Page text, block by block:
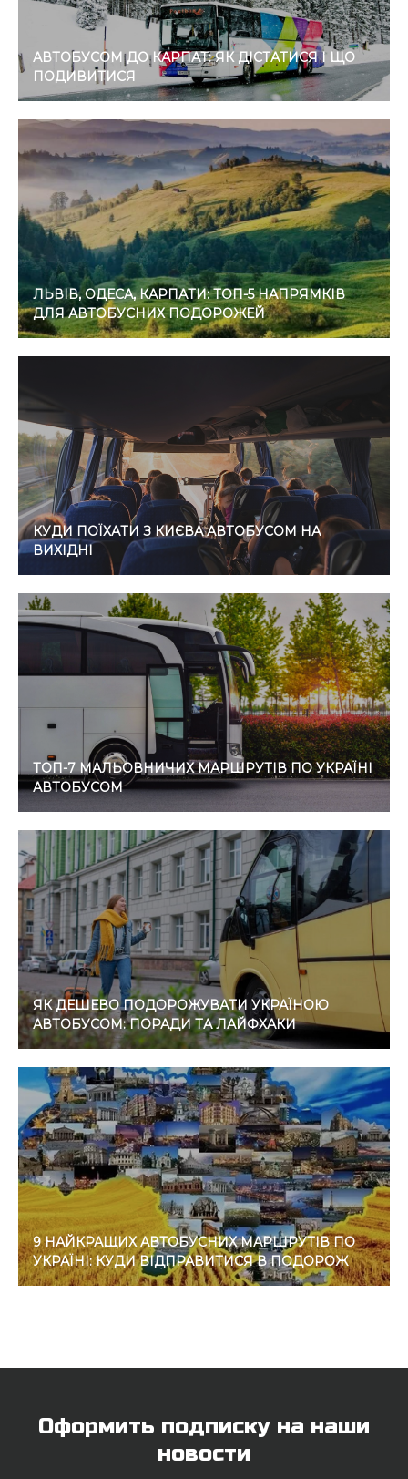
АВТОБУСОМ ДО КАРПАТ: ЯК ДІСТАТИСЯ І ЩО
ПОДИВИТИСЯ
ЛЬВІВ, ОДЕСА, КАРПАТИ: ТОП-5 НАПРЯМКІВ
ДЛЯ АВТОБУСНИХ ПОДОРОЖЕЙ
КУДИ ПОЇХАТИ З КИЄВА АВТОБУСОМ НА
ВИХІДНІ
ТОП-7 МАЛЬОВНИЧИХ МАРШРУТІВ ПО УКРАЇНІ
АВТОБУСОМ
ЯК ДЕШЕВО ПОДОРОЖУВАТИ УКРАЇНОЮ
АВТОБУСОМ: ПОРАДИ ТА ЛАЙФХАКИ
9 НАЙКРАЩИХ АВТОБУСНИХ МАРШРУТІВ ПО
УКРАЇНІ: КУДИ ВІДПРАВИТИСЯ В ПОДОРОЖ
Оформить подписку на наши
новости